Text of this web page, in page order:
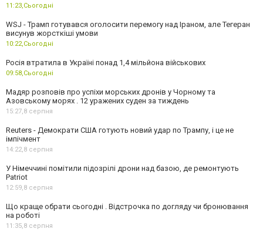
11:23,Сьогодні
WSJ - Трамп готувався оголосити перемогу над Іраном, але Тегеран
висунув жорсткіші умови
10:22,Сьогодні
Росія втратила в Україні понад 1,4 мільйона військових
09:58,Сьогодні
Мадяр розповів про успіхи морських дронів у Чорному та
Азовському морях . 12 уражених суден за тиждень
15:27,8 серпня
Reuters - Демократи США готують новий удар по Трампу, і це не
імпічмент
14:22,8 серпня
У Німеччині помітили підозрілі дрони над базою, де ремонтують
Patriot
12:59,8 серпня
Що краще обрати сьогодні . Відстрочка по догляду чи бронювання
на роботі
11:35,8 серпня